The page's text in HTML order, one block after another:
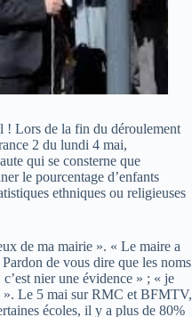
! Lors de la fin du déroulement
2 du lundi 4 mai,
qui se consterne que
le pourcentage d’enfants
ethniques ou religieuses
de ma mairie ». « Le maire a
de vous dire que les noms
nier une évidence » ; « je
». Le 5 mai sur RMC et BFMTV,
écoles, il y a plus de 80%